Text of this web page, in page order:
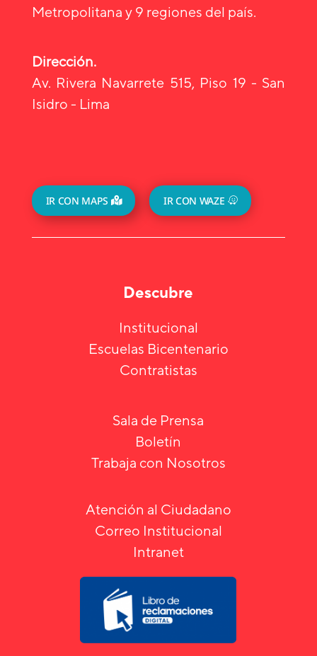
Metropolitana y 9 regiones del país.
Dirección.
Av. Rivera Navarrete 515, Piso 19 - San
Isidro - Lima
IR CON MAPS IR CON WAZE
Descubre
Institucional
Escuelas Bicentenario
Contratistas
Sala de Prensa
Boletín
Trabaja con Nosotros
Atención al Ciudadano
Correo Institucional
Intranet